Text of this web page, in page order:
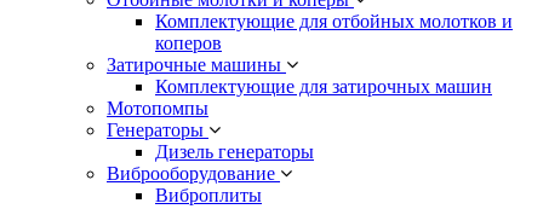
Комплектующие для отбойных молотков и
коперов
Затирочные машины
Комплектующие для затирочных машин
Мотопомпы
Генераторы
Дизель генераторы
Виброоборудование
Виброплиты